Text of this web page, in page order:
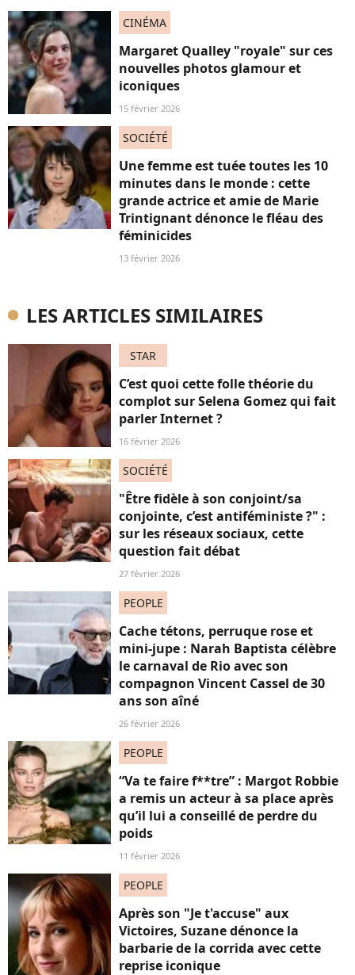
CINÉMA
Margaret Qualley "royale" sur ces
nouvelles photos glamour et
iconiques
15 février 2026
SOCIÉTÉ
Une femme est tuée toutes les 10
minutes dans le monde : cette
grande actrice et amie de Marie
Trintignant dénonce le fléau des
féminicides
13 février 2026
LES ARTICLES SIMILAIRES
STAR
C’est quoi cette folle théorie du
complot sur Selena Gomez qui fait
parler Internet ?
16 février 2026
SOCIÉTÉ
"Être fidèle à son conjoint/sa
conjointe, c’est antiféministe ?" :
sur les réseaux sociaux, cette
question fait débat
27 février 2026
PEOPLE
Cache tétons, perruque rose et
mini-jupe : Narah Baptista célèbre
le carnaval de Rio avec son
compagnon Vincent Cassel de 30
ans son aîné
26 février 2026
PEOPLE
“Va te faire f**tre” : Margot Robbie
a remis un acteur à sa place après
qu’il lui a conseillé de perdre du
poids
11 février 2026
PEOPLE
Après son "Je t'accuse" aux
Victoires, Suzane dénonce la
barbarie de la corrida avec cette
reprise iconique